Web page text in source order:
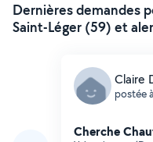
Dernières demandes
Saint-Léger (59) et
Claire
postée
Cherche